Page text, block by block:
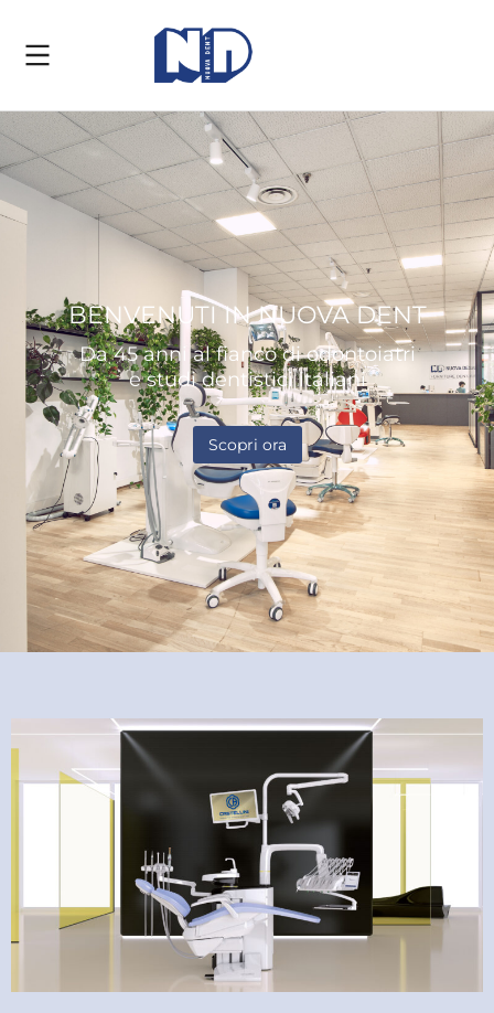
BENVENUTI IN NUOVA DENT​
Da 45 anni al fianco di odontoiatri
e studi dentistici italiani
Scopri ora